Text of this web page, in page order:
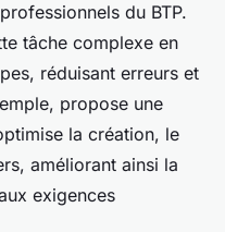
du BTP.
tâche complexe en
réduisant erreurs et
propose une
la création, le
améliorant ainsi la
exigences